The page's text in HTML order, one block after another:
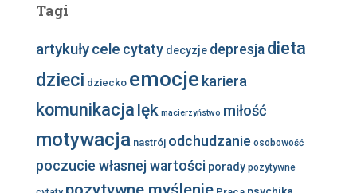
Tagi
artykułycele cytaty decyzje depresja dieta
dzieci dziecko emocje kariera
komunikacja lęk macierzyństwo miłość
motywacja nastrój odchudzanie osobowość
poczucie własnej wartości porady pozytywne